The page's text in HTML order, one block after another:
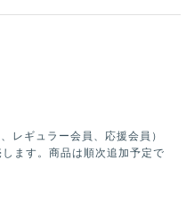
レギュラー会員、応援会員）
ます。商品は順次追加予定で